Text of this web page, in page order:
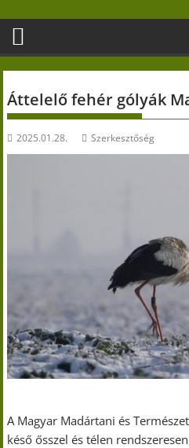
content
Áttelelő fehér gólyák
2025.01.28. Szerkesztőség
A Magyar Madártani és
késő ősszel és télen